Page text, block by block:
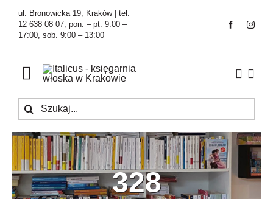
Przejdź
zawartości
ul. Bronowicka 19, Kraków | tel.
12 638 08 07, pon. – pt. 9:00 –
17:00, sob. 9:00 – 13:00
Toggle
Navigation
Księgarnia
Kawiarnia
Tłumaczenia
Szukaj
328